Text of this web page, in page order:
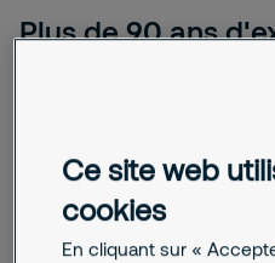
Plus de 90 ans
demande bien plus que la
sécurité. Cela implique de
environnement, vos enjeux et
êtes confrontés.
Ce site web
cookies
En cliquant sur «